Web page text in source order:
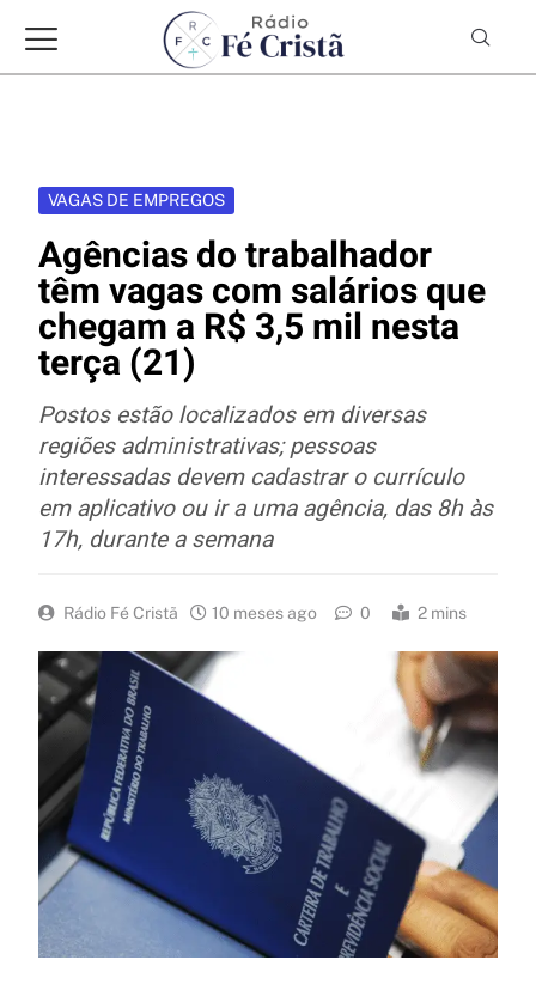
VAGAS DE EMPREGOS
Agências do trabalhador
têm vagas com salários que
chegam a R$ 3,5 mil nesta
terça (21)
Postos estão localizados em diversas
regiões administrativas; pessoas
interessadas devem cadastrar o currículo
em aplicativo ou ir a uma agência, das 8h às
17h, durante a semana
Rádio Fé Cristã 10 meses ago 0 2 mins